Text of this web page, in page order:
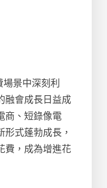
景中深刻利
融會成長日益成
商、短錄像電
式蓬勃成長，
費，成為增進花